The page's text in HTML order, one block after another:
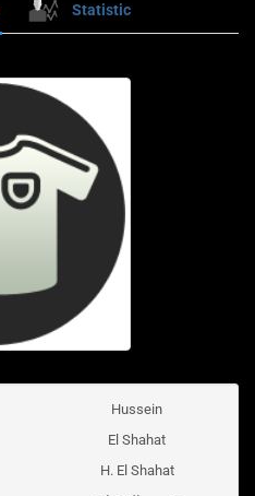
Statistic
Hussein
El Shahat
H. El Shahat